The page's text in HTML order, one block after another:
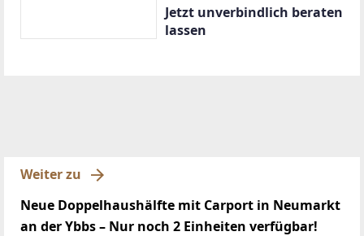
Jetzt unverbindlich beraten
lassen
Weiter zu
Neue Doppelhaushälfte mit Carport in Neumarkt
an der Ybbs – Nur noch 2 Einheiten verfügbar!